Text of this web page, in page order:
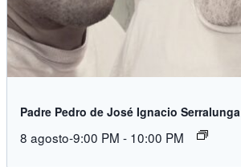
Padre Pedro de José Ignacio Serralunga
8 agosto-9:00 PM - 10:00 PM